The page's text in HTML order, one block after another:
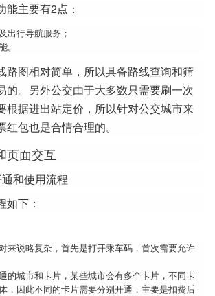
能主要有2点：
出行导航服务；
。
路图相对简单，所以具备路线查询和筛
的。另外公交由于大多数只需要刷一次
根据进出站定价，所以针对公交城市来
包也是合情合理的。
页面交互
通和使用流程
下：
来说略复杂，首先是打开乘车码，首次需要允许
的城市和卡片，某些城市会有多个卡片，不同卡
，因此不同的卡片需要分别开通，主要是扣费后